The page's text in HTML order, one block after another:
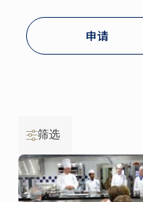
申请
筛选